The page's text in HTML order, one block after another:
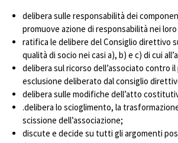
delibera sulle responsabilità dei
promuove azione di responsabilità nei
ratifica le delibere del Consiglio direttivo
qualità di socio nei casi a), b) e c) di cui
delibera sul ricorso dell’associato contro
esclusione deliberato dal consiglio
delibera sulle modifiche dell’atto
.delibera lo scioglimento, la
scissione dell’associazione;
discute e decide su tutti gli argomenti